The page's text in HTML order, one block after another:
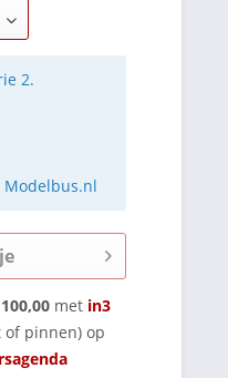
2.
met in3
pinnen) op